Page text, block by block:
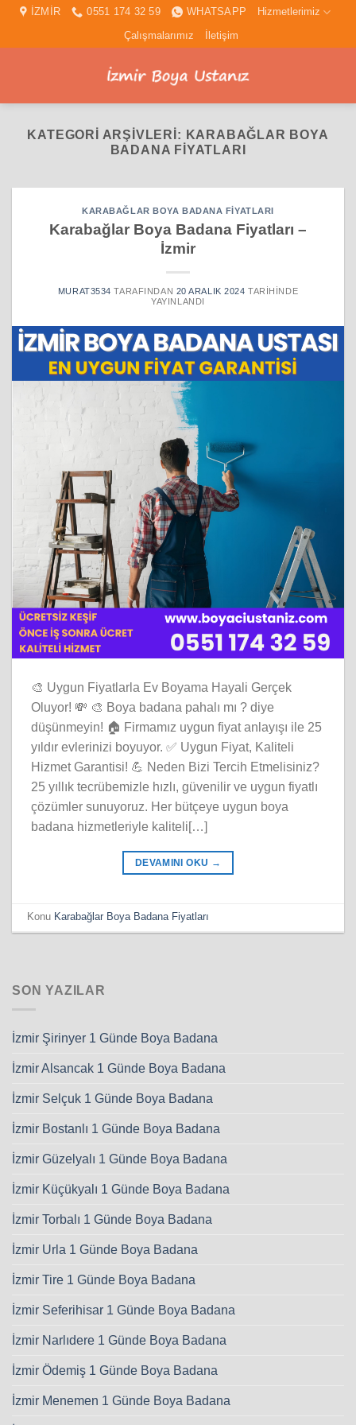
İçeriğeİZMİR 0551 174 32 59 WHATSAPP
Hizmetlerimiz
Çalışmalarımız
İletişim
KATEGORI ARŞIVLERI: KARABAĞLAR BOYA
BADANA FIYATLARI
KARABAĞLAR BOYA BADANA FIYATLARI
Karabağlar Boya Badana Fiyatları –
İzmir
MURAT3534 TARAFINDAN 20 ARALIK 2024 TARIHINDE
YAYINLANDI
🎨 Uygun Fiyatlarla Ev Boyama Hayali Gerçek
Oluyor! 💸 🎨 Boya badana pahalı mı ? diye
düşünmeyin! 🏠 Firmamız uygun fiyat anlayışı ile 25
yıldır evlerinizi boyuyor. ✅ Uygun Fiyat, Kaliteli
Hizmet Garantisi! 💪 Neden Bizi Tercih Etmelisiniz?
25 yıllık tecrübemizle hızlı, güvenilir ve uygun fiyatlı
çözümler sunuyoruz. Her bütçeye uygun boya
badana hizmetleriyle kaliteli[…]
DEVAMINI OKU →
Konu Karabağlar Boya Badana Fiyatları
SON YAZILAR
İzmir Şirinyer 1 Günde Boya Badana
İzmir Alsancak 1 Günde Boya Badana
İzmir Selçuk 1 Günde Boya Badana
İzmir Bostanlı 1 Günde Boya Badana
İzmir Güzelyalı 1 Günde Boya Badana
İzmir Küçükyalı 1 Günde Boya Badana
İzmir Torbalı 1 Günde Boya Badana
İzmir Urla 1 Günde Boya Badana
İzmir Tire 1 Günde Boya Badana
İzmir Seferihisar 1 Günde Boya Badana
İzmir Narlıdere 1 Günde Boya Badana
İzmir Ödemiş 1 Günde Boya Badana
İzmir Menemen 1 Günde Boya Badana